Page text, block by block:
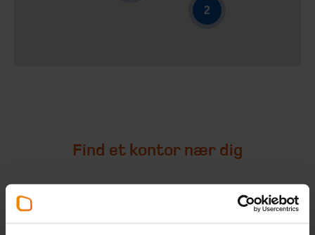
2
Find et kontor nær dig